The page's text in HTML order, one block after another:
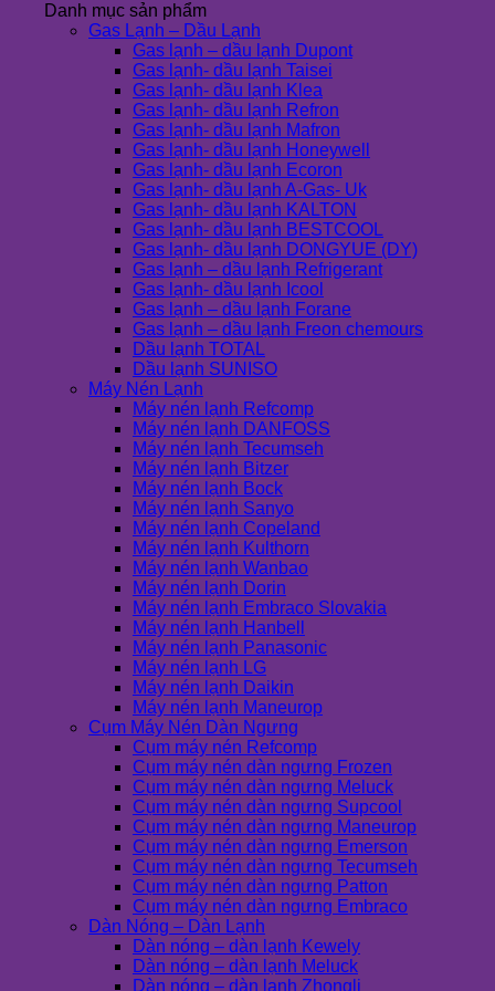
Danh mục sản phẩm
Gas Lạnh – Dầu Lạnh
Gas lạnh – dầu lạnh Dupont
Gas lạnh- dầu lạnh Taisei
Gas lạnh- dầu lạnh Klea
Gas lạnh- dầu lạnh Refron
Gas lạnh- dầu lạnh Mafron
Gas lạnh- dầu lạnh Honeywell
Gas lạnh- dầu lạnh Ecoron
Gas lạnh- dầu lạnh A-Gas- Uk
Gas lạnh- dầu lạnh KALTON
Gas lạnh- dầu lạnh BESTCOOL
Gas lạnh- dầu lạnh DONGYUE (DY)
Gas lạnh – dầu lạnh Refrigerant
Gas lạnh- dầu lạnh Icool
Gas lạnh – dầu lạnh Forane
Gas lạnh – dầu lạnh Freon chemours
Dầu lạnh TOTAL
Dầu lạnh SUNISO
Máy Nén Lạnh
Máy nén lạnh Refcomp
Máy nén lạnh DANFOSS
Máy nén lạnh Tecumseh
Máy nén lạnh Bitzer
Máy nén lạnh Bock
Máy nén lạnh Sanyo
Máy nén lạnh Copeland
Máy nén lạnh Kulthorn
Máy nén lạnh Wanbao
Máy nén lạnh Dorin
Máy nén lạnh Embraco Slovakia
Máy nén lạnh Hanbell
Máy nén lạnh Panasonic
Máy nén lạnh LG
Máy nén lạnh Daikin
Máy nén lạnh Maneurop
Cụm Máy Nén Dàn Ngưng
Cụm máy nén Refcomp
Cụm máy nén dàn ngưng Frozen
Cụm máy nén dàn ngưng Meluck
Cụm máy nén dàn ngưng Supcool
Cụm máy nén dàn ngưng Maneurop
Cụm máy nén dàn ngưng Emerson
Cụm máy nén dàn ngưng Tecumseh
Cụm máy nén dàn ngưng Patton
Cụm máy nén dàn ngưng Embraco
Dàn Nóng – Dàn Lạnh
Dàn nóng – dàn lạnh Kewely
Dàn nóng – dàn lạnh Meluck
Dàn nóng – dàn lạnh Zhongli